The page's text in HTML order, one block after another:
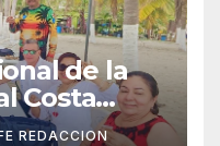
de la
Costa
su 19ª
REDACCION